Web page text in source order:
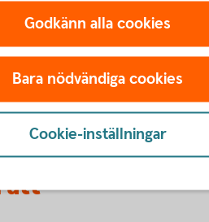
Godkänn alla cookies
Bara nödvändiga cookies
Cookie-inställningar